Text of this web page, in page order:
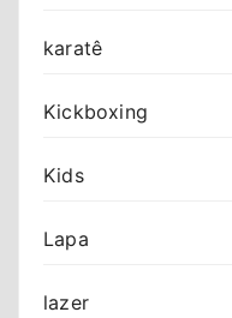
karatê
Kickboxing
Kids
Lapa
lazer